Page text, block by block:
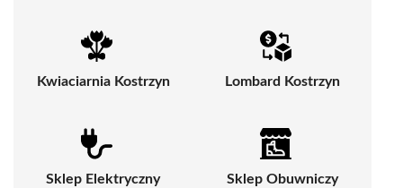
Kwiaciarnia Kostrzyn Lombard Kostrzyn
Sklep Elektryczny
Sklep Obuwniczy